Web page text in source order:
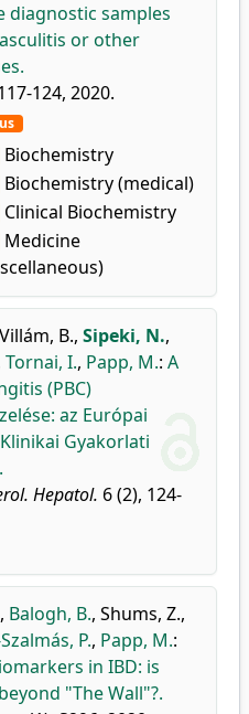
samples
or other
124, 2020.
Biochemistry
Biochemistry (medical)
Clinical Biochemistry
Medicine
Villám, B., Sipeki, N.,
Tornai, I., Papp, M.: A
(PBC)
az Európai
Gyakorlati
Hepatol. 6 (2), 124-
, Balogh, B., Shums, Z.,
P., Papp, M.:
in IBD: is
"The Wall"?.